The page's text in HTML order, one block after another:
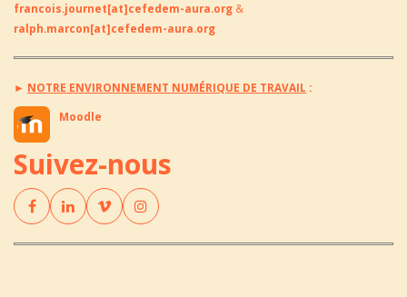
francois.journet[at]cefedem-aura.org &
ralph.marcon[at]cefedem-aura.org
► NOTRE ENVIRONNEMENT NUMÉRIQUE DE TRAVAIL :
Moodle
Suivez-nous